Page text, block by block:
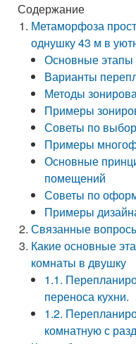
Содержание
Метаморфоза
однушку 43 м в
Основные
Варианты
Методы
Примеры
Советы по
Примеры
Основные
помещений
Советы по
Примеры
Связанные
Какие основные
комнаты в двушку
1.1.
переноса кухни.
1.2.
комнатную с